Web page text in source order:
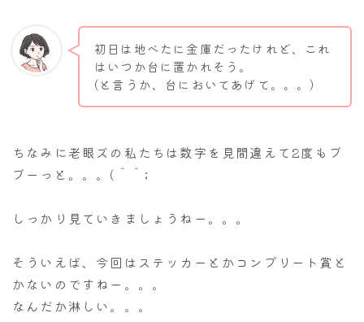
初日は地べたに金庫だったけれど、これ
はいつか台に置かれそう。
(と言うか、台においてあげて。。。)
ちなみに老眼ズの私たちは数字を見間違えて2度もブ
ブーっと。。。(＾＾;
しっかり見ていきましょうねー。。。
そういえば、今回はステッカーとかコンプリート賞と
かないのですねー。。。
なんだか淋しい。。。